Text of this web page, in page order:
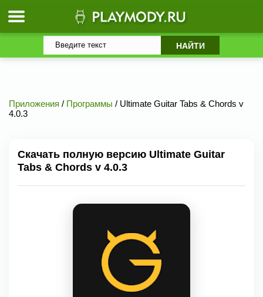
Приложения / Программы / Ultimate Guitar Tabs & Chords v
4.0.3
Скачать полную версию Ultimate Guitar
Tabs & Chords v 4.0.3